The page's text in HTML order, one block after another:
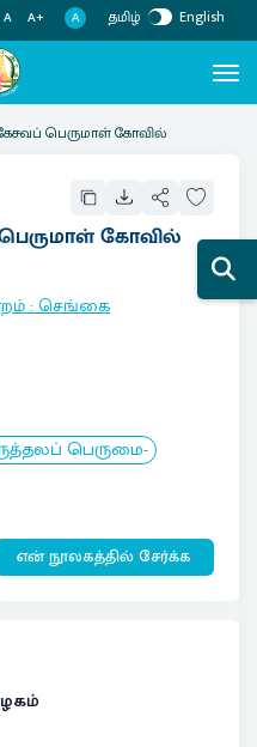
A A+ A தமிழ் English
பெருமாள் கோவில்
கோவில்
:செங்கை
பெருமை-
என் நூலகத்தில் சேர்க்க